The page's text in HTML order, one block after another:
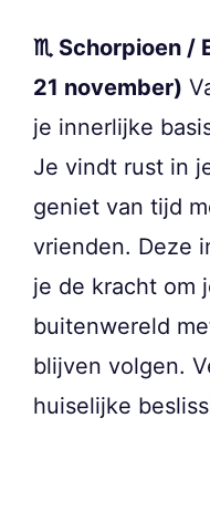
♏ Schorpioen /
21 november)
je innerlijke
Je vindt rust in
geniet van tijd
vrienden. Deze
je de kracht om
buitenwereld
blijven volgen.
huiselijke